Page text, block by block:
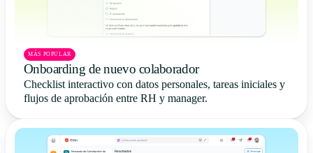
MÁS POPULAR
Onboarding de nuevo colaborador
Checklist interactivo con datos personales, tareas iniciales y
flujos de aprobación entre RH y manager.